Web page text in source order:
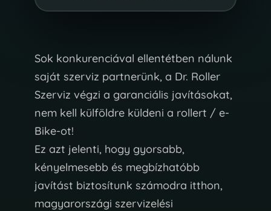
Sok konkurenciával ellentétben nálunk
saját szerviz partnerünk, a Dr. Roller
Szerviz végzi a garanciális javításokat,
nem kell külföldre küldeni a rollert / e-
Bike-ot!
Ez azt jelenti, hogy gyorsabb,
kényelmesebb és megbízhatóbb
javítást biztosítunk számodra itthon,
magyarországi szervizelési